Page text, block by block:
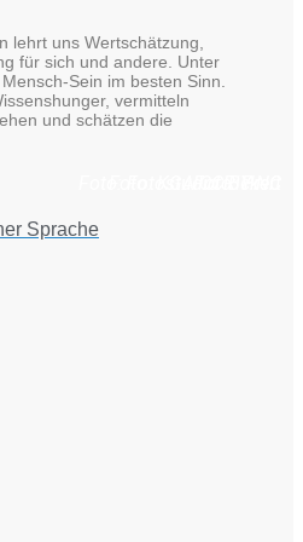
lehrt uns Wertschätzung,
für sich und andere. Unter
Sein im besten Sinn.
vermitteln
und schätzen die
Sprache